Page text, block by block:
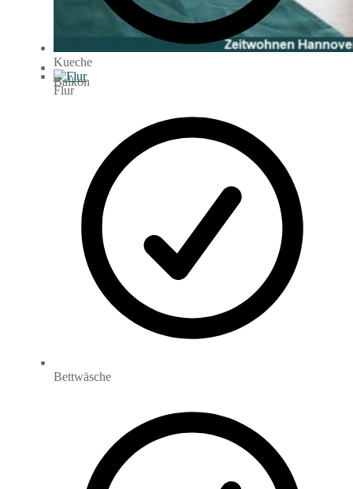
Kueche
Flur
Balkon
Bettwäsche